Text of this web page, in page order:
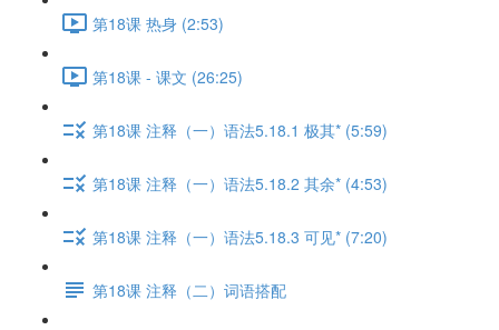
第18课 热身 (2:53)
第18课 - 课文 (26:25)
第18课 注释（一）语法5.18.1 极其* (5:59)
第18课 注释（一）语法5.18.2 其余* (4:53)
第18课 注释（一）语法5.18.3 可见* (7:20)
第18课 注释（二）词语搭配